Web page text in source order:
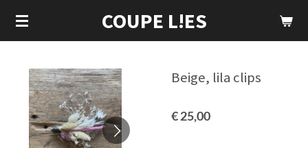
Ga
direct
hoofdinhoud
COUPE L!ES
Beige, lila clips
€ 25,00